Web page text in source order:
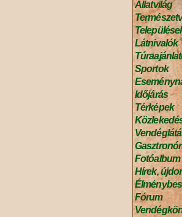
Állatvilág
Látnivalók
Sportok
Időjárás
Térképek
Fotóalbum
Hírek,
Fórum